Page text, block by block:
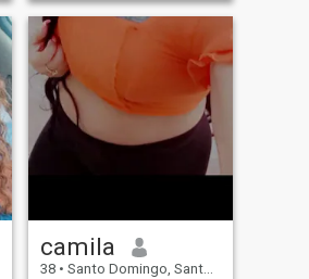
que me desnudo y no lo voy a
hacer,si usted busca a una
mujer y una r
camila
38 • Santo Domingo, Santo Domingo, Dominikanska Rep.